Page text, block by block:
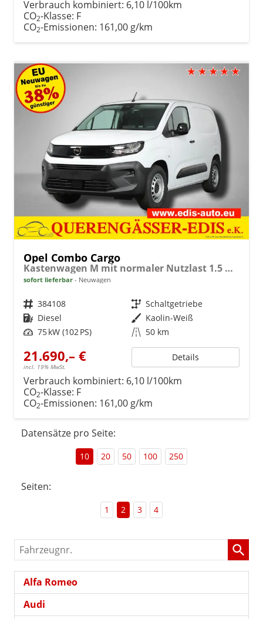
Verbrauch kombiniert: 6,10 l/100km
CO2-Klasse: F
CO2-Emissionen: 161,00 g/km
Opel Combo Cargo
Kastenwagen M mit normaler Nutzlast 1.5 Diesel 6-Gang
sofort lieferbar Neuwagen
Fahrzeugnr. 384108 Getriebe Schaltgetriebe
Kraftstoff Diesel Außenfarbe Kaolin-Weiß
Leistung 75 kW (102 PS) Kilometerstand 50 km
21.690,– €
incl. 19% MwSt.
Details
Verbrauch kombiniert: 6,10 l/100km
CO2-Klasse: F
CO2-Emissionen: 161,00 g/km
Datensätze pro Seite:
10 20 50 100 250
Seiten:
1 2 3 4
Fahrzeugnr.
Alfa Romeo
Audi